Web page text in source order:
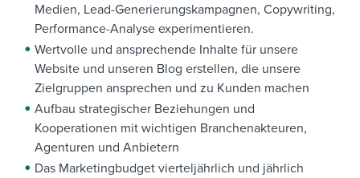
Medien, Lead-Generierungskampagnen, Copywriting,
Performance-Analyse experimentieren.
Wertvolle und ansprechende Inhalte für unsere
Website und unseren Blog erstellen, die unsere
Zielgruppen ansprechen und zu Kunden machen
Aufbau strategischer Beziehungen und
Kooperationen mit wichtigen Branchenakteuren,
Agenturen und Anbietern
Das Marketingbudget vierteljährlich und jährlich